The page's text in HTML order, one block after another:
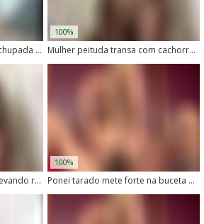
Negra safada recebe uma chupada gostosa do cachorro
100%
Mulher peituda transa com cachorro em vídeo proibido
Marido observa a esposa levando rola de cachorro louco
100%
Ponei tarado mete forte na buceta da coroa